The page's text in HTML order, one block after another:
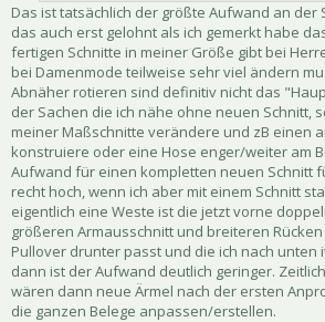
Das ist tatsächlich der größte Aufwand an der
das auch erst gelohnt als ich gemerkt habe
fertigen Schnitte in meiner Größe gibt bei
bei Damenmode teilweise sehr viel ändern
Abnäher rotieren sind definitiv nicht das
der Sachen die ich nähe ohne neuen Schnitt,
meiner Maßschnitte verändere und zB einen
konstruiere oder eine Hose enger/weiter am
Aufwand für einen kompletten neuen Schnitt
recht hoch, wenn ich aber mit einem Schnitt
eigentlich eine Weste ist die jetzt vorne
größeren Armausschnitt und breiteren
Pullover drunter passt und die ich nach unten
dann ist der Aufwand deutlich geringer.
wären dann neue Ärmel nach der ersten
die ganzen Belege anpassen/erstellen.